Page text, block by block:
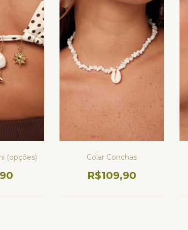
(opções) Colar Conchas
R$109,90